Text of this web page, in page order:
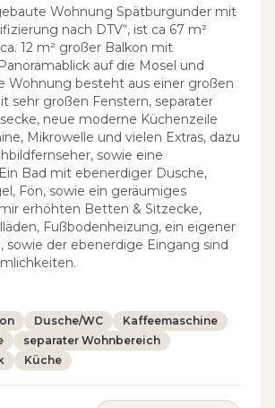
Wohnung Spätburgunder mit
nach DTV“, ist ca 67 m²
12 m² großer Balkon mit
auf die Mosel und
Wohnung besteht aus einer großen
sehr großen Fenstern, separater
neue moderne Küchenzeile
Mikrowelle und vielen Extras, dazu
sowie eine
Bad mit ebenerdiger Dusche,
Fön, sowie ein geräumiges
erhöhten Betten & Sitzecke,
Fußbodenheizung, ein eigener
sowie der ebenerdige Eingang sind
Dusche/WC
Kaffeemaschine
separater Wohnbereich
Küche